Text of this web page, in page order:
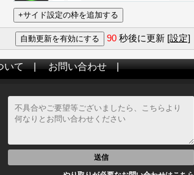
90 秒後に更新 [設定]
いて|お問い合わせ|
送信